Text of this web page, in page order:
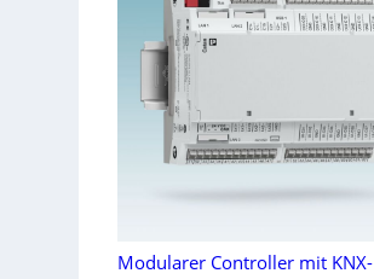
Modularer Controller mit KNX-